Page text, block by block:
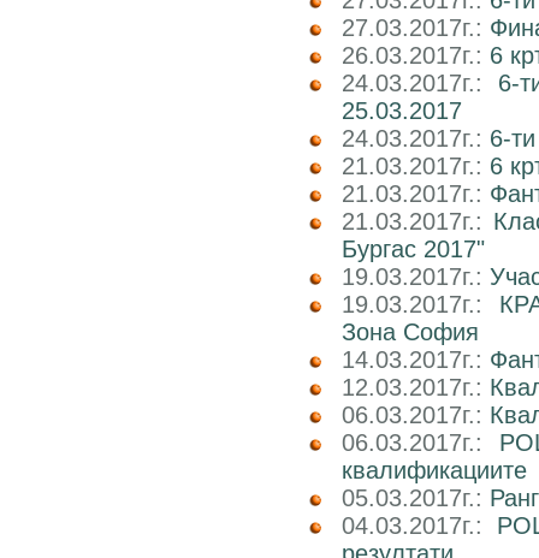
27.03.2017г.:
26.03.2017г.: 6
24.03.2017г.: 6-
25.03.2017
24.03.2017г.: 6-
21.03.2017г.: 6
21.03.2017г.:
21.03.2017г.:
Бургас 2017"
19.03.2017г.:
19.03.2017г.:
Зона София
14.03.2017г.:
12.03.2017г.:
06.03.2017г.:
06.03.2017г.:
квалификациите
05.03.2017г.:
04.03.2017г.: